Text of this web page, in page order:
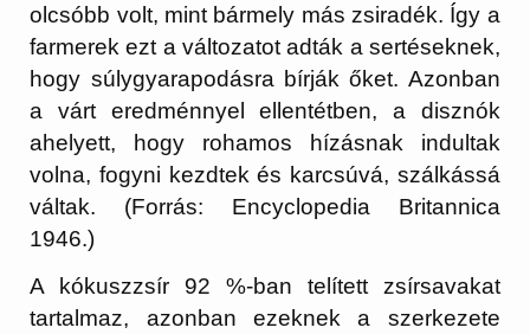
olcsóbb volt, mint bármely más zsiradék. Így a
farmerek ezt a változatot adták a sertéseknek,
hogy súlygyarapodásra bírják őket. Azonban
a várt eredménnyel ellentétben, a disznók
ahelyett, hogy rohamos hízásnak indultak
volna, fogyni kezdtek és karcsúvá, szálkássá
váltak. (Forrás: Encyclopedia Britannica
1946.)
A kókuszzsír 92 %-ban telített zsírsavakat
tartalmaz, azonban ezeknek a szerkezete